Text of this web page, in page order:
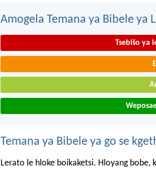
Amogela Temana ya Bibele ya
Tsebišo ya
Temana ya Bibele ya go se
Lerato le hloke boikaketsi. Hloyang bobe,